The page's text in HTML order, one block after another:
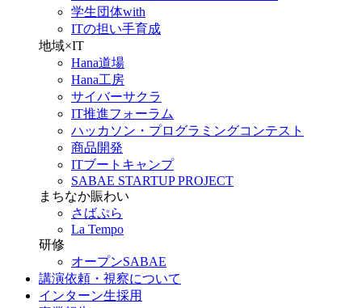
学生団体with
ITの担い手育成
地域×IT
Hana道場
Hana工房
サイバーサクラ
IT推進フォーラム
ハッカソン・プログラミングコンテスト
商品開発
ITブートキャンプ
SABAE STARTUP PROJECT
まちなか賑わい
さばぷら
La Tempo
研修
オープンSABAE
講演依頼・視察について
インターン生採用